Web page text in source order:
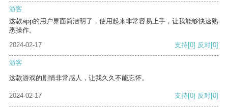
游客
这款app的用户界面简洁明了，使用起来非常容易上手，让我能够快速熟
悉操作。
2024-02-17
支持[0] 反对[0]
游客
这款游戏的剧情非常感人，让我久久不能忘怀。
2024-02-17 支持[0] 反对[0]